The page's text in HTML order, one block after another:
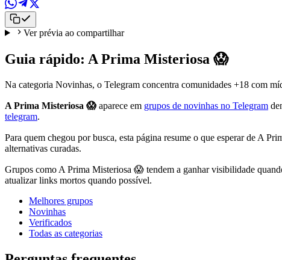
Ver prévia ao compartilhar
Guia rápido: A Prima Misteriosa 😱
Na categoria Novinhas, o Telegram concentra comunidades +18 com
A Prima Misteriosa 😱 aparece em grupos de novinhas no Telegram
telegram.
Para quem chegou por busca, esta página resume o que esperar de A
alternativas curadas.
Grupos como A Prima Misteriosa 😱 tendem a ganhar visibilidade
atualizar links mortos quando possível.
Melhores grupos
Novinhas
Verificados
Todas as categorias